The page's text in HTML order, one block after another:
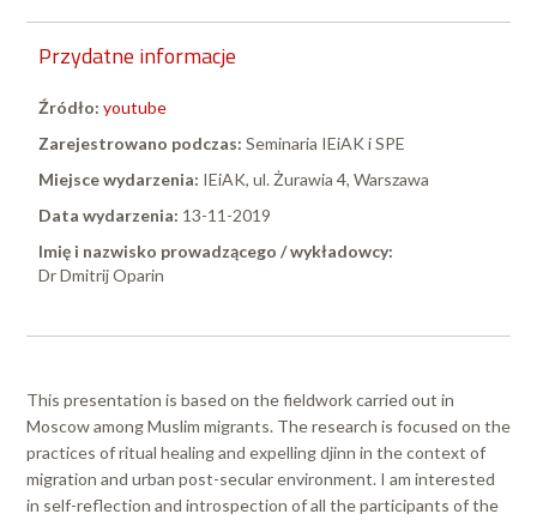
Przydatne informacje
Źródło: youtube
Zarejestrowano podczas: Seminaria IEiAK i SPE
Miejsce wydarzenia: IEiAK, ul. Żurawia 4, Warszawa
Data wydarzenia: 13-11-2019
Imię i nazwisko prowadzącego / wykładowcy:
Dr Dmitrij Oparin
This presentation is based on the fieldwork carried out in
Moscow among Muslim migrants. The research is focused on the
practices of ritual healing and expelling djinn in the context of
migration and urban post-secular environment. I am interested
in self-reflection and introspection of all the participants of the